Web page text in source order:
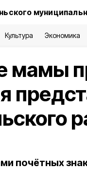
Культура Экономика
мамы
почётных